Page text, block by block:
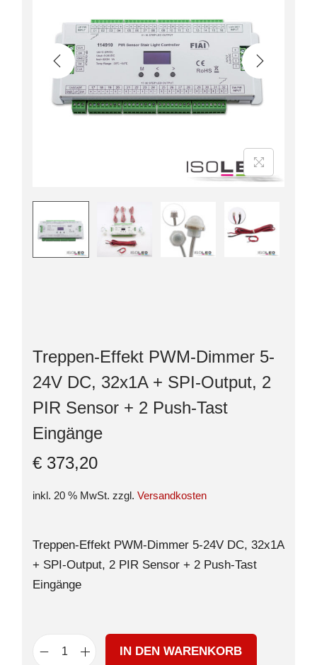
Treppen-Effekt PWM-Dimmer 5-
24V DC, 32x1A + SPI-Output, 2
PIR Sensor + 2 Push-Tast
Eingänge
€ 373,20
inkl. 20 % MwSt. zzgl. Versandkosten
Treppen-Effekt PWM-Dimmer 5-24V DC, 32x1A
+ SPI-Output, 2 PIR Sensor + 2 Push-Tast
Eingänge
IN DEN WARENKORB